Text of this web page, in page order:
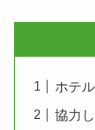
ホテ
協力